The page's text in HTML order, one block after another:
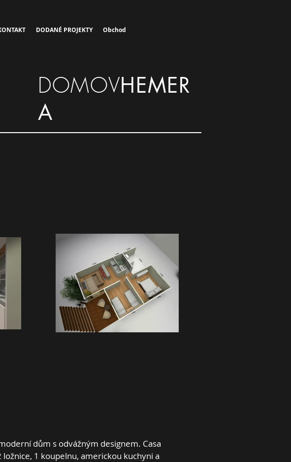
DODANÉ PROJEKTY Obchod
DOMOVHEMER
A
dům s odvážným designem. Casa
1 koupelnu, americkou kuchyni a